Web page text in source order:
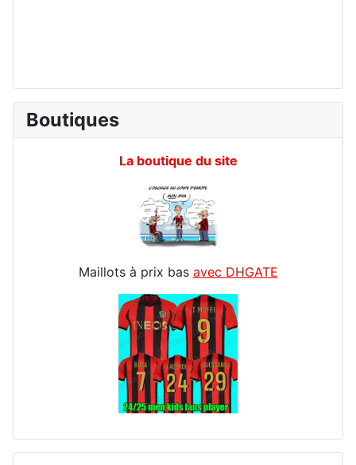
Boutiques
La boutique du site
Maillots à prix bas avec DHGATE